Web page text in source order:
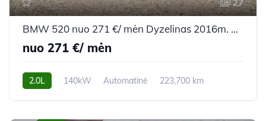
27
BMW 520 nuo 271 €/ mėn Dyzelinas 2016m. Universalas Automatinė
nuo 271 €/ mėn
2.0L 140kW Automatinė
223,700 km